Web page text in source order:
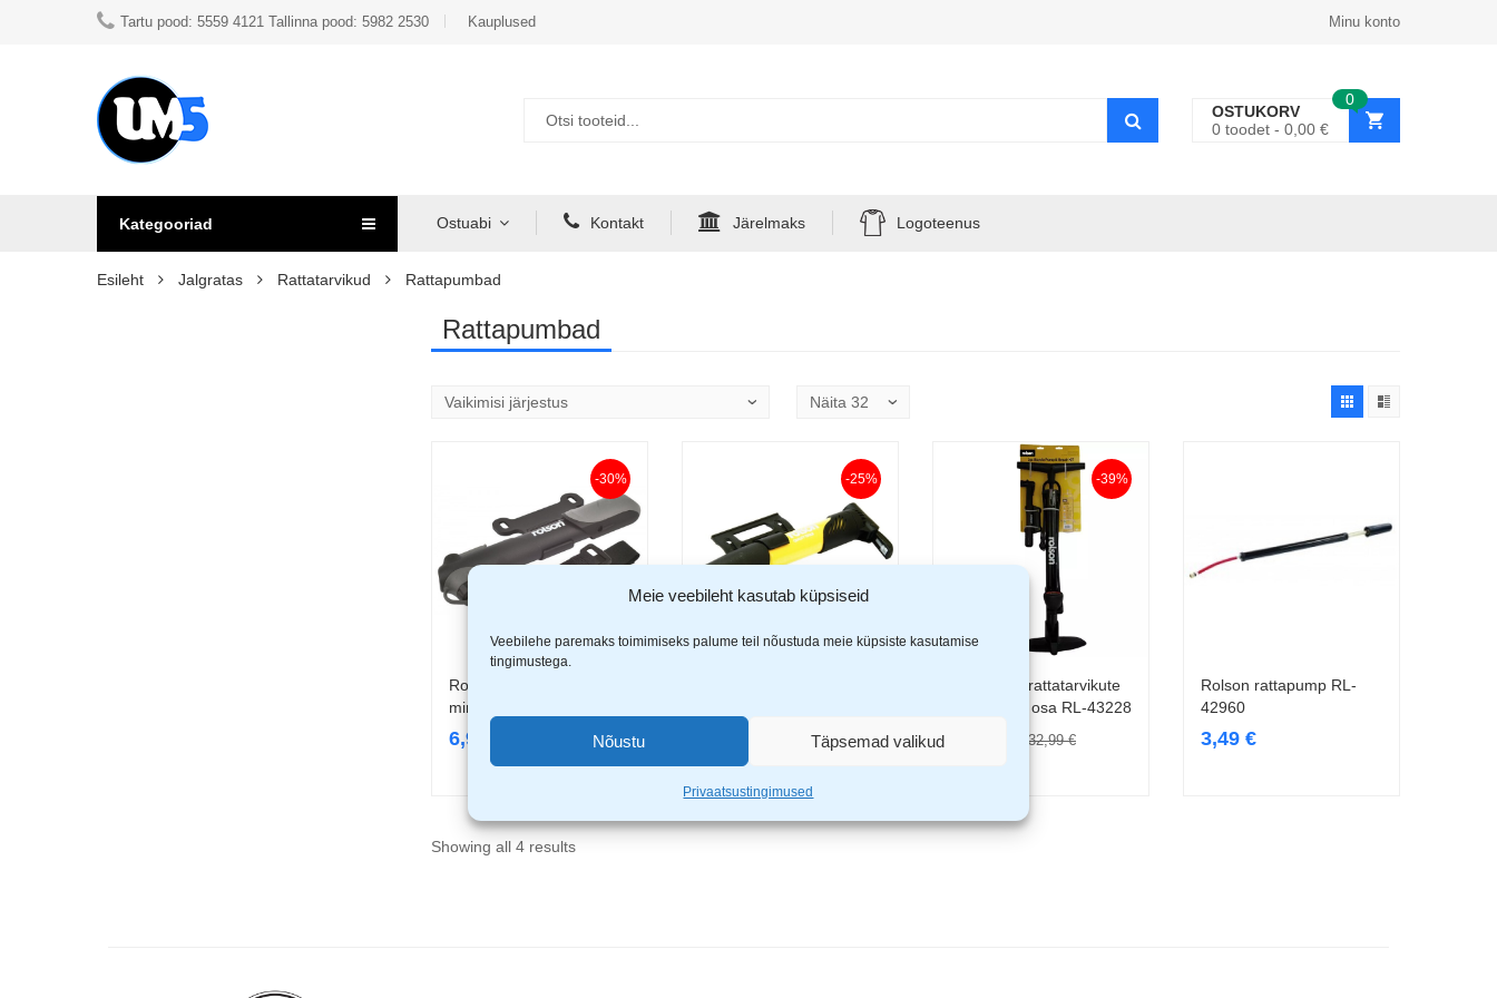
Meie veebileht kasutab küpsiseid
Veebilehe paremaks toimimiseks palume teil nõustuda meie küpsiste kasutamise
tingimustega.
Nõustu Täpsemad valikud
Privaatsustingimused
Tartu pood: 5559 4121 Tallinna pood: 5982 2530 Kauplused Minu konto
0
OSTUKORV
0 toodet 0,00 €
Kategooriad Ostuabi Kontakt Järelmaks Logoteenus
Esileht Jalgratas Rattatarvikud Rattapumbad
Rattapumbad
-30%
Rolson jalgrattapump
mini RL-42967 EOL
6,99
-25%
3,99€
-39%
Lisa korvi
Rolson jalgrattatarvikute
komplekt 3 osa RL-43228
32,99€
Lisa korvi
Rolson rattapump RL-
42960
3,49 €
Showing all 4 results